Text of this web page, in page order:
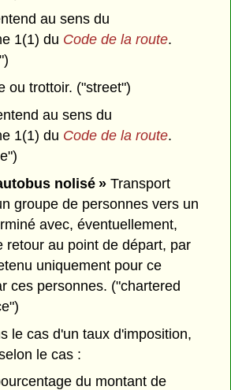
au sens du
1(1) du Code de la route.
ou trottoir. ("street")
au sens du
1(1) du Code de la route.
nolisé »Transport
groupe de personnes vers un
avec, éventuellement,
retour au point de départ, par
uniquement pour ce
ces personnes. ("chartered
le cas d'un taux d'imposition,
le cas :
du montant de